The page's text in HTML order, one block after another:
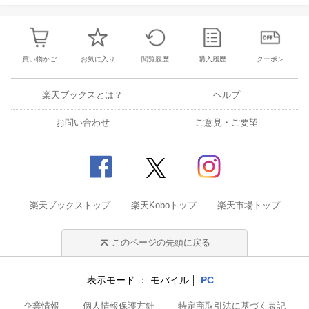
買い物かご お気に入り 閲覧履歴 購入履歴 クーポン
楽天ブックスとは？ ヘルプ
お問い合わせ ご意見・ご要望
楽天ブックストップ 楽天Koboトップ 楽天市場トップ
このページの先頭に戻る
表示モード モバイル PC
企業情報 個人情報保護方針 特定商取引法に基づく表記